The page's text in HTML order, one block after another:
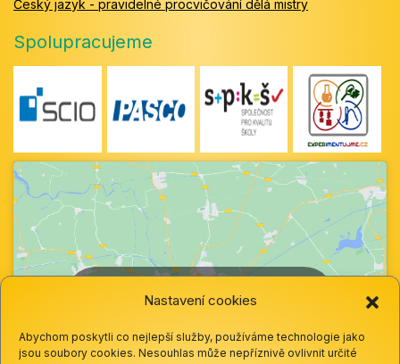
Nastavení cookies
Abychom poskytli co nejlepší služby, používáme technologie jako
jsou soubory cookies. Nesouhlas může nepříznivě ovlivnit určité
Český jazyk - pravidelné procvičování dělá mistry
Spolupracujeme
cookie a povolte tento obsah